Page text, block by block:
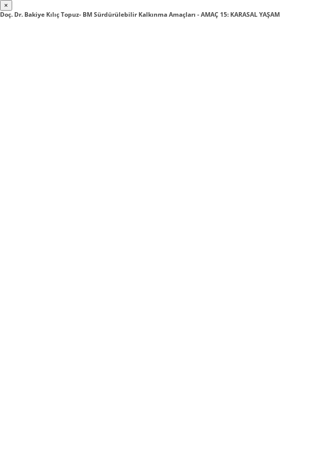
×
Doç. Dr. Bakiye Kılıç Topuz- BM Sürdürülebilir Kalkınma Amaçları - AMAÇ 15: KARASAL YAŞAM